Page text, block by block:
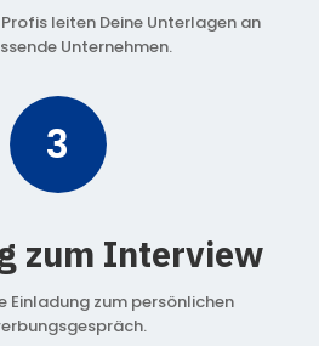
leiten Deine Unterlagen an
Unternehmen.
3
zum Interview
Einladung zum persönlichen